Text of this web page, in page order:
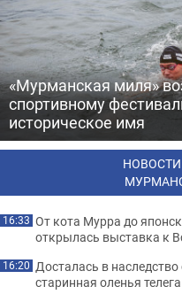
«Мурманская миля»
спортивному
историческое имя
16:33 От кота Мурра до
открылась выставка к
16:20 Досталась в
старинная оленья телега